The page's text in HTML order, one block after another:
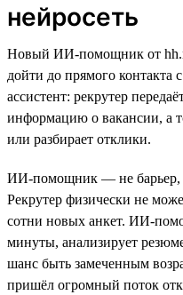
нейросеть
Новый ИИ-помощник от
дойти до прямого контакта
ассистент: рекрутер
информацию о вакансии, а
или разбирает отклики.
ИИ-помощник — не барьер,
Рекрутер физически не
сотни новых анкет. ИИ-
минуты, анализирует
шанс быть замеченным
пришёл огромный поток